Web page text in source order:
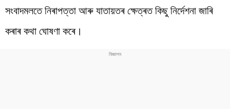
সংবাদমলতে নিৰাপত্তা আৰু যাতায়তৰ ক্ষেত্ৰত কিছু নিৰ্দেশনা জাৰি
কৰাৰ কথা ঘোষণা কৰে।